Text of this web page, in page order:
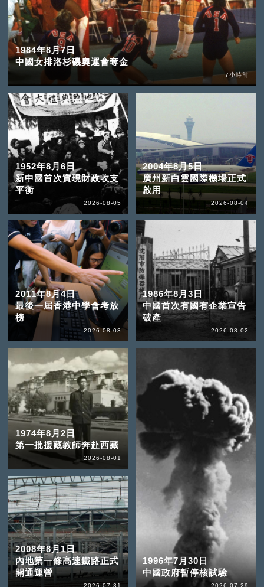
1984年8月7日
中國女排洛杉磯奧運會奪金
7小時前
1952年8月6日
新中國首次實現財政收支
平衡
2026-08-05
2004年8月5日
廣州新白雲國際機場正式
啟用
2026-08-04
2011年8月4日
最後一屆香港中學會考放
榜
2026-08-03
1986年8月3日
中國首次有國有企業宣告
破產
2026-08-02
1974年8月2日
第一批援藏教師奔赴西藏
2026-08-01
2008年8月1日
內地第一條高速鐵路正式
開通運營
1996年7月30日
中國政府暫停核試驗